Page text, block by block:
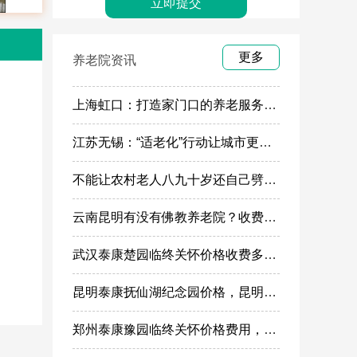
养老院资讯 更多
上海虹口：打造家门口的养老服务“旗舰店”
江苏无锡：“适老化”行动让城市更有温度
不能让农村老人八九十岁还自己劈柴做饭
云南昆明有没有佛教养老院？收费多少
武汉泰康楚园临终关怀价格收费多少，武汉高端安宁疗护，高端殡仪一条龙服务
昆明泰康抚仙湖纪念园价格，昆明高端殡葬墓地服务
郑州泰康豫园临终关怀价格费用，郑州高端安宁疗护在哪里